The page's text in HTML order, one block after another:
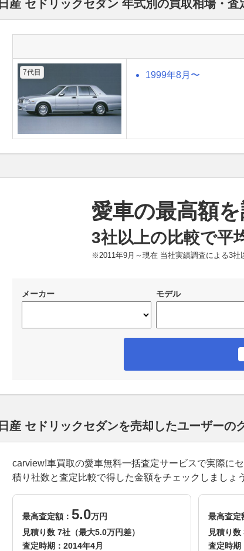
日産 セドリックセダン 年式別の買取相場・査
7代目 1999年8月〜
愛車の最高額を
3社以上の比較で平
※2011年9月～現在 当社実績調査による3社
メーカー モデル
日産 セドリックセダンを売却したユーザーの
carview!車買取の愛車無料一括査定サービスで実際に
積り社数と査定比較で得した金額をチェックしましょう
最高査定額： 5.0万円
見積り数 7社（最大5.0万円差）
査定時期： 2014年4月
最高査定
見積り数
査定時期